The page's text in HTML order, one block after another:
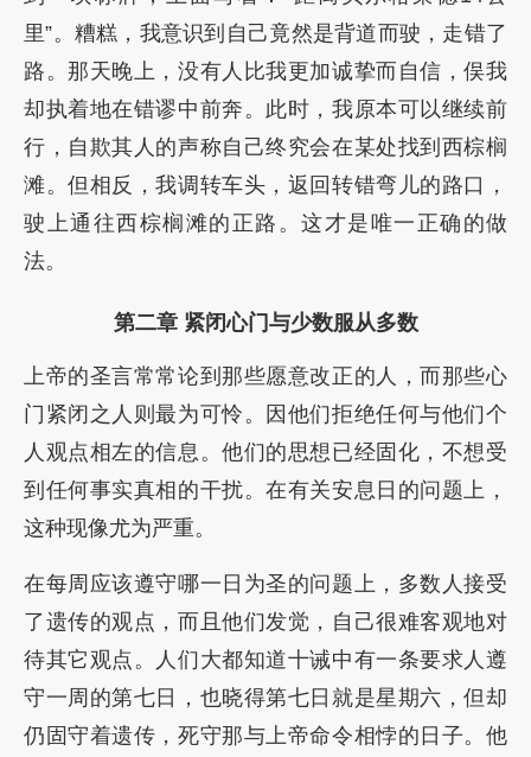
里”。糟糕，我意识到自己竟然是背道而驶，走错了
路。那天晚上，没有人比我更加诚挚而自信，俣我
却执着地在错谬中前奔。此时，我原本可以继续前
行，自欺其人的声称自己终究会在某处找到西棕榈
滩。但相反，我调转车头，返回转错弯儿的路口，
驶上通往西棕榈滩的正路。这才是唯一正确的做
法。
第二章 紧闭心门与少数服从多数
上帝的圣言常常论到那些愿意改正的人，而那些心
门紧闭之人则最为可怜。因他们拒绝任何与他们个
人观点相左的信息。他们的思想已经固化，不想受
到任何事实真相的干扰。在有关安息日的问题上，
这种现像尤为严重。
在每周应该遵守哪一日为圣的问题上，多数人接受
了遗传的观点，而且他们发觉，自己很难客观地对
待其它观点。人们大都知道十诫中有一条要求人遵
守一周的第七日，也晓得第七日就是星期六，但却
仍固守着遗传，死守那与上帝命令相悖的日子。他